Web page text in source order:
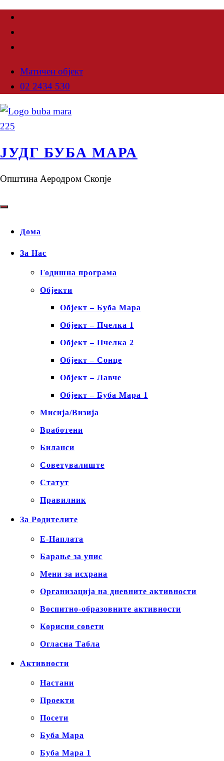
Матичен објект
02 2434 530
ЈУДГ БУБА МАРА
Општина Аеродром Скопје
Дома
За Нас
Годишна програма
Објекти
Објект – Буба Мара
Објект – Пчелка 1
Објект – Пчелка 2
Објект – Сонце
Објект – Лавче
Објект – Буба Мара 1
Мисија/Визија
Вработени
Биланси
Советувалиште
Статут
Правилник
За Родителите
Е-Наплата
Барање за упис
Мени за исхрана
Организација на дневните активности
Воспитно-образовните активности
Корисни совети
Огласна Табла
Активности
Настани
Проекти
Посети
Буба Мара
Буба Мара 1